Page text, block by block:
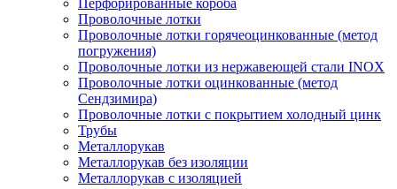
Перфорированные короба
Проволочные лотки
Проволочные лотки горячеоцинкованные (метод
погружения)
Проволочные лотки из нержавеющей стали INOX
Проволочные лотки оцинкованные (метод
Сендзимира)
Проволочные лотки с покрытием холодный цинк
Трубы
Металлорукав
Металлорукав без изоляции
Металлорукав с изоляцией